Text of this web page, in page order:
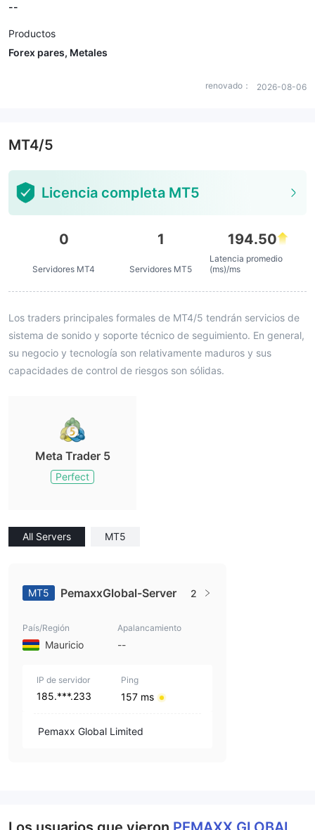
--
Productos
Forex pares, Metales
renovado： 2026-08-06
MT4/5
Licencia completa MT5
0
Servidores MT4
1
Servidores MT5
194.50
Latencia promedio
(ms)/ms
Los traders principales formales de MT4/5 tendrán servicios de
sistema de sonido y soporte técnico de seguimiento. En general,
su negocio y tecnología son relativamente maduros y sus
capacidades de control de riesgos son sólidas.
Meta Trader 5
Perfect
All Servers MT5
MT5 PemaxxGlobal-Server 2
País/Región
Mauricio
Apalancamiento
--
IP de servidor
185.***.233
Ping
157 ms
Pemaxx Global Limited